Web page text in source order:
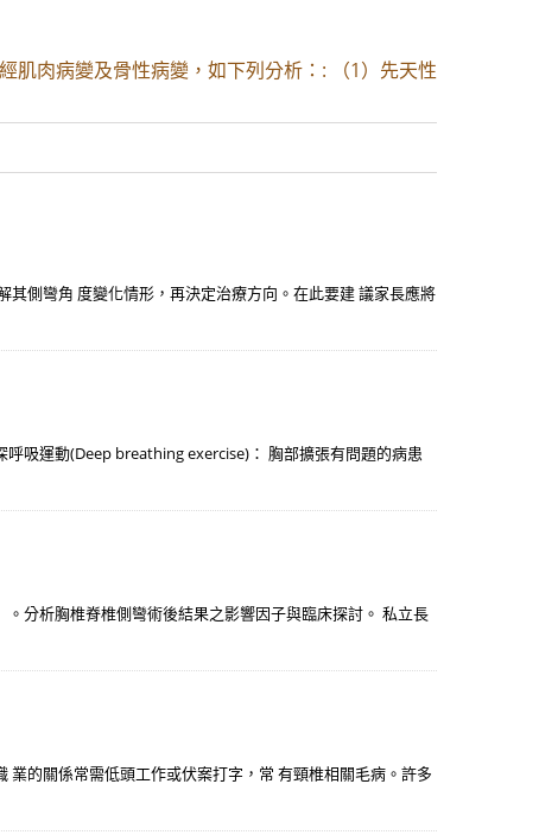
肌肉病變及骨性病變，如下列分析：: （1）先天性
側彎角 度變化情形，再決定治療方向。在此要建 議家長應將
吸運動(Deep breathing exercise)： 胸部擴張有問題的病患
分析胸椎脊椎側彎術後結果之影響因子與臨床探討。 私立長
的關係常需低頭工作或伏案打字，常 有頸椎相關毛病。許多